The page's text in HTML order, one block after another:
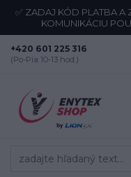
✅ ZADAJ KÓD PLATBA A
KOMUNIKÁCIU
+420 601 225 316
(Po-Pia 10-13 hod.)